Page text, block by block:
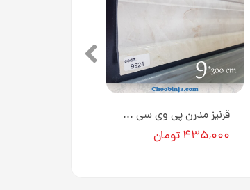
قرنیز مدرن پی وی سی طرح سنگ سفید 9 سانت کد 9924 [انبار تهران]
۴۳۵,۰۰۰ تومان